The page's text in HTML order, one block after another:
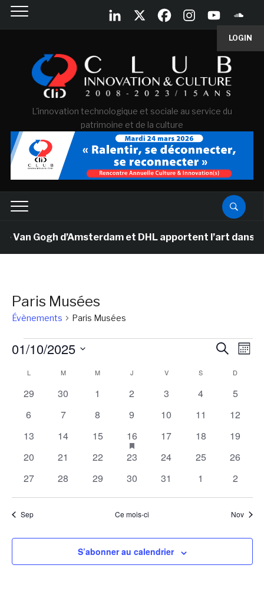
LOGIN
L'innovation technologique et sociale au service du
patrimoine et de la culture
Van Gogh d’Amsterdam et DHL apportent l’art dans
Paris Musées
Évènements Paris Musées
Évènements
de
Mois
01/10/2025
date.
Calendrier
de
Évènements
LLUNDI MMARDI M MERCREDI
J VVENDREDIS D
0
29
0
30
0
1
0
2
0
3
0
4
0
5
0
6
0
7
0
8
0
9
0
10
0
11
0
12
0
13
0
14
0
évènements
15
1
évènement
16has
featured
évènements
0
17
0
18
0
19
0
20
0
21
0
22
0
23
0
24
0
25
0
26
0
27
0
28
0
29
0
30
0
31
0
1
0
2
Sep Ce mois-ci Nov
S’abonner au calendrier